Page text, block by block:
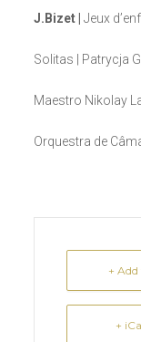
J.Bizet | Jeux
Solitas | Patrycja
Maestro Nikolay
Orquestra de
+
+